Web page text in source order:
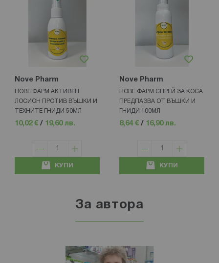
Nove Pharm
НОВЕ ФАРМ АКТИВЕН
ЛОСИОН ПРОТИВ ВЪШКИ И
ТЕХНИТЕ ГНИДИ 50МЛ
10,02 € / 19,60 лв.
КУПИ
Nove Pharm
НОВЕ ФАРМ СПРЕЙ ЗА КОСА
ПРЕДПАЗВА ОТ ВЪШКИ И
ГНИДИ 100МЛ
8,64 € / 16,90 лв.
КУПИ
За автора